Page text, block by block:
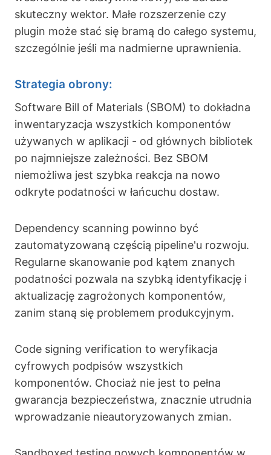
skuteczny wektor. Małe rozszerzenie czy
plugin może stać się bramą do całego systemu,
szczególnie jeśli ma nadmierne uprawnienia.
Strategia obrony:
Software Bill of Materials (SBOM) to dokładna
inwentaryzacja wszystkich komponentów
używanych w aplikacji - od głównych bibliotek
po najmniejsze zależności. Bez SBOM
niemożliwa jest szybka reakcja na nowo
odkryte podatności w łańcuchu dostaw.
Dependency scanning powinno być
zautomatyzowaną częścią pipeline'u rozwoju.
Regularne skanowanie pod kątem znanych
podatności pozwala na szybką identyfikację i
aktualizację zagrożonych komponentów,
zanim staną się problemem produkcyjnym.
Code signing verification to weryfikacja
cyfrowych podpisów wszystkich
komponentów. Chociaż nie jest to pełna
gwarancja bezpieczeństwa, znacznie utrudnia
wprowadzanie nieautoryzowanych zmian.